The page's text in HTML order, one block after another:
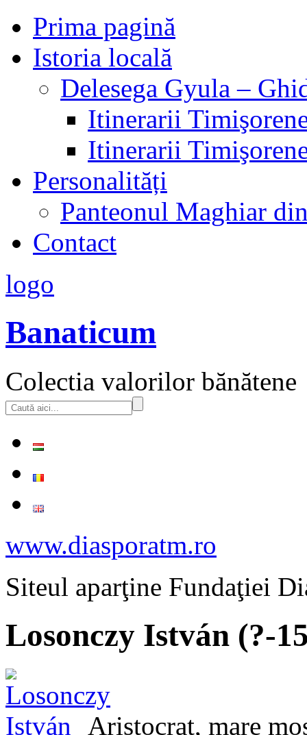
Prima pagină
Istoria locală
Delesega Gyula –
Itinerarii
Itinerarii
Personalități
Panteonul Maghiar
Contact
logo
Banaticum
Colectia valorilor bănătene
www.diasporatm.ro
Siteul aparţine Fundaţiei
Losonczy István (?-
Aristocrat, mare